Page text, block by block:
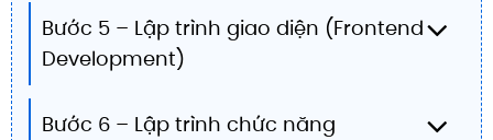
Bước 5 – Lập trình giao diện (Frontend
Development)
Bước 6 – Lập trình chức năng